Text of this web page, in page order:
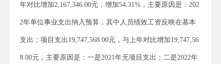
年对比增加2,167,346.00元，增加54.31%，主要原因是：202
2年单位事业支出纳入预算，其中人员绩效工资反映在基本
支出；项目支出19,747,568.00元，与上年对比增加19,747,56
8.00元，主要原因是：一是2021年无项目支出；二是2022年